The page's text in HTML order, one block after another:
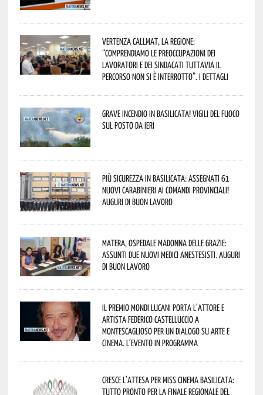
Vertenza CallMat, la Regione:
“comprendiamo le preoccupazioni dei
lavoratori e dei sindacati tuttavia il
percorso non si è interrotto”. I dettagli
Grave incendio in Basilicata! Vigili del fuoco
sul posto da ieri
Più sicurezza in Basilicata: assegnati 61
nuovi Carabinieri ai Comandi provinciali!
Auguri di buon lavoro
Matera, Ospedale Madonna delle Grazie:
assunti due nuovi medici anestesisti. Auguri
di buon lavoro
Il Premio Mondi Lucani porta l’attore e
artista Federico Castelluccio a
Montescaglioso per un dialogo su arte e
cinema. L’evento in programma
Cresce l’attesa per Miss Cinema Basilicata:
tutto pronto per la finale regionale del